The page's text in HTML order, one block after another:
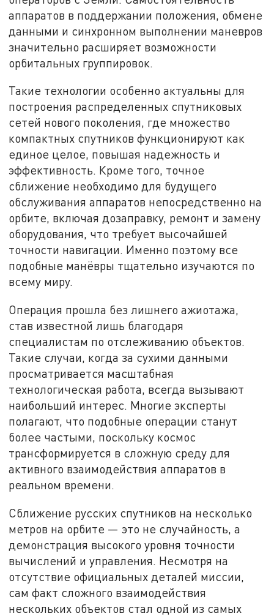
аппаратов в поддержании положения, обмене
данными и синхронном выполнении маневров
значительно расширяет возможности
орбитальных группировок.
Такие технологии особенно актуальны для
построения распределенных спутниковых
сетей нового поколения, где множество
компактных спутников функционируют как
единое целое, повышая надежность и
эффективность. Кроме того, точное
сближение необходимо для будущего
обслуживания аппаратов непосредственно на
орбите, включая дозаправку, ремонт и замену
оборудования, что требует высочайшей
точности навигации. Именно поэтому все
подобные манёвры тщательно изучаются по
всему миру.
Операция прошла без лишнего ажиотажа,
став известной лишь благодаря
специалистам по отслеживанию объектов.
Такие случаи, когда за сухими данными
просматривается масштабная
технологическая работа, всегда вызывают
наибольший интерес. Многие эксперты
полагают, что подобные операции станут
более частыми, поскольку космос
трансформируется в сложную среду для
активного взаимодействия аппаратов в
реальном времени.
Сближение русских спутников на несколько
метров на орбите — это не случайность, а
демонстрация высокого уровня точности
вычислений и управления. Несмотря на
отсутствие официальных деталей миссии,
сам факт сложного взаимодействия
нескольких объектов стал одной из самых